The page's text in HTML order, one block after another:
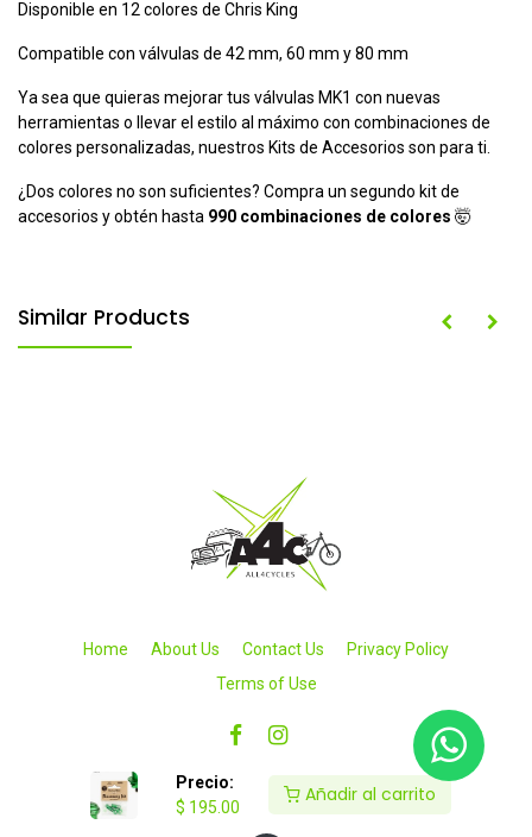
Precio:
$ 195.00
Añadir al carrito
Disponible en 12 colores de Chris King
Compatible con válvulas de 42 mm, 60 mm y 80 mm
Ya sea que quieras mejorar tus válvulas MK1 con nuevas
herramientas o llevar el estilo al máximo con combinaciones de
colores personalizadas, nuestros Kits de Accesorios son para ti.
¿Dos colores no son suficientes? Compra un segundo kit de
accesorios y obtén hasta 990 combinaciones de colores 🤯
Similar Products
Home About Us Contact Us
Privacy Policy
Terms of Use
Copyright © 2026 All4cycles SA de CV. Todos los derechos